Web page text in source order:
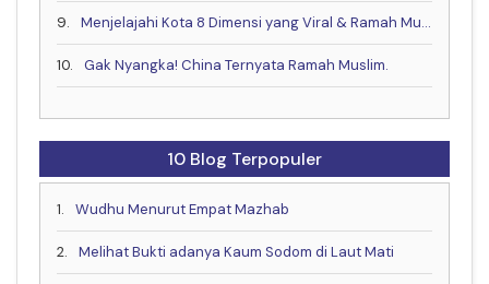
9. Menjelajahi Kota 8 Dimensi yang Viral & Ramah Muslim bareng Muslim Travel Indonesia
10. Gak Nyangka! China Ternyata Ramah Muslim.
10 Blog Terpopuler
1. Wudhu Menurut Empat Mazhab
2. Melihat Bukti adanya Kaum Sodom di Laut Mati